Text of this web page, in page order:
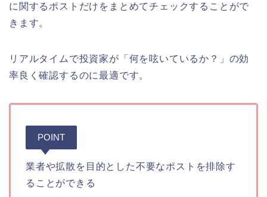
に関するポストだけをまとめてチェックすることがで
きます。
リアルタイムで投資家が「何を呟いているか？」の効
率良く確認するのに最適です。
POINT
業者や拡散を目的とした不要なポストを排除す
ることができる